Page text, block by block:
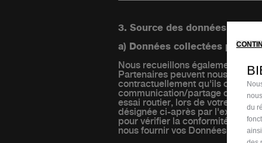
3. Source des données
a) Données collectées par les
Nous recueillons également des
Partenaires peuvent nous
contractuellement qu'ils ont
communication/partage de ces
essai routier, lors de votre achat
désignée ci-après par
pour vérifier la conformité des
nous fournir vos Données
du